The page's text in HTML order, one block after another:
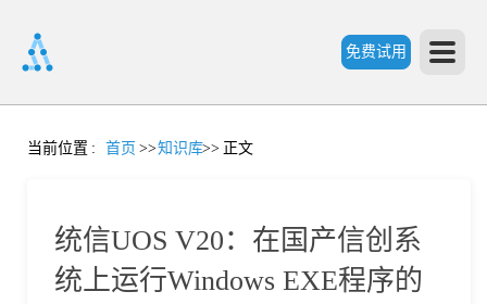
免费试用
首
当前位置 : 首页 >>知识库>> 正文
统信UOS V20：在国产信创系
统上运行Windows EXE程序的